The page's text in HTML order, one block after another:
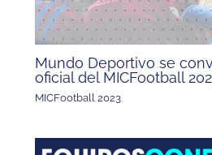
Mundo Deportivo se
oficial del MICFootball
MICFootball 2023